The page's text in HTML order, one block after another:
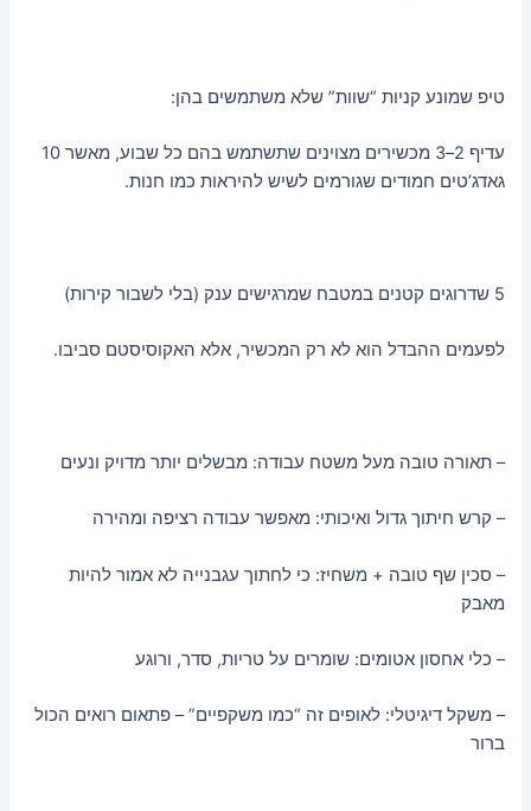
טיפ שמונע קניות “שוות” שלא משתמשים בהן:
עדיף 2–3 מכשירים מצוינים שתשתמש בהם כל שבוע, מאשר 10
גאדג’טים חמודים שגורמים לשיש להיראות כמו חנות.
5 שדרוגים קטנים במטבח שמרגישים ענק (בלי לשבור קירות)
לפעמים ההבדל הוא לא רק המכשיר, אלא האקוסיסטם סביבו.
– תאורה טובה מעל משטח עבודה: מבשלים יותר מדויק ונעים
– קרש חיתוך גדול ואיכותי: מאפשר עבודה רציפה ומהירה
– סכין שף טובה + משחיז: כי לחתוך עגבנייה לא אמור להיות
מאבק
– כלי אחסון אטומים: שומרים על טריות, סדר, ורוגע
– משקל דיגיטלי: לאופים זה “כמו משקפיים” – פתאום רואים הכול
ברור